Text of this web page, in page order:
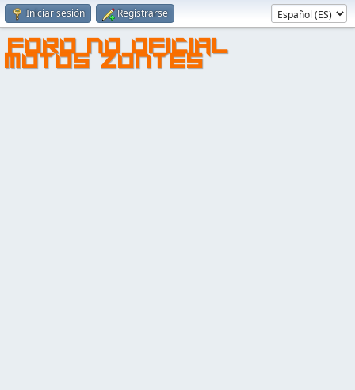
Iniciar sesión Registrarse
FORO NO OFICIAL
MOTOS ZONTES